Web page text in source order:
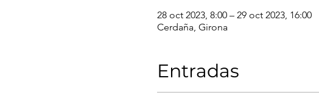
28 oct 2023, 8:00 – 29 oct 2023, 16:00
Cerdaña, Girona
Entradas